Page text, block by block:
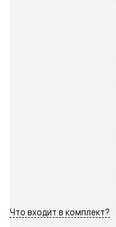
Что входит в комплект?